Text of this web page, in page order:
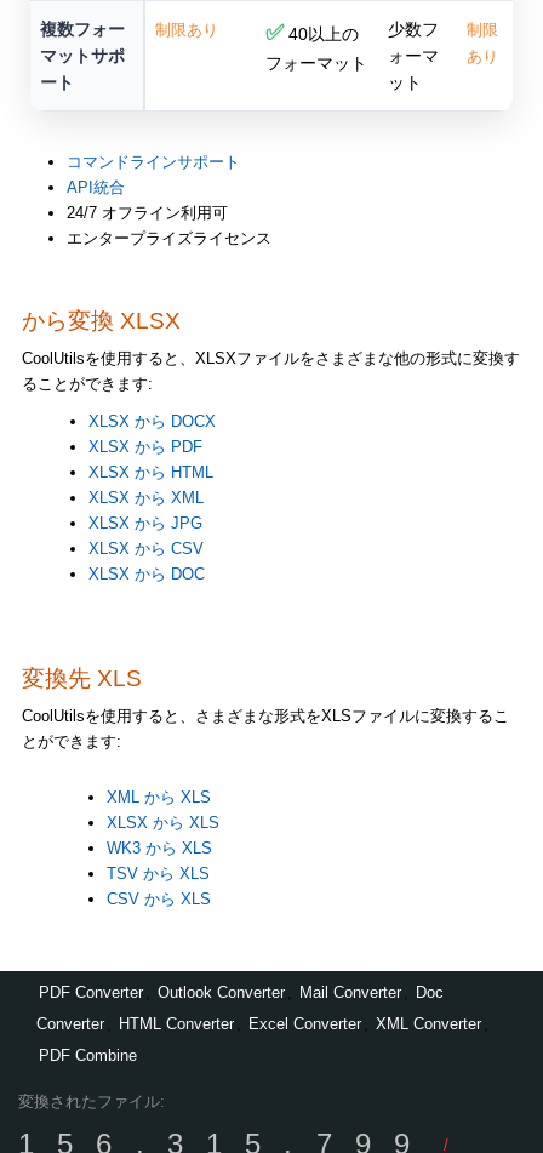
複数フォー
マットサポ
ート
制限あり ✅40以上の
フォーマット
少数フ
ォーマ
ット
制限
あり
コマンドラインサポート
API統合
24/7 オフライン利用可
エンタープライズライセンス
から変換 XLSX
CoolUtilsを使用すると、XLSXファイルをさまざまな他の形式に変換す
ることができます:
XLSX から DOCX
XLSX から PDF
XLSX から HTML
XLSX から XML
XLSX から JPG
XLSX から CSV
XLSX から DOC
変換先 XLS
CoolUtilsを使用すると、さまざまな形式をXLSファイルに変換するこ
とができます:
XML から XLS
XLSX から XLS
WK3 から XLS
TSV から XLS
CSV から XLS
PDF Converter Outlook Converter Mail Converter
Doc
Converter
HTML Converter Excel Converter XML Converter
PDF Combine
変換されたファイル:
156,315,799 /